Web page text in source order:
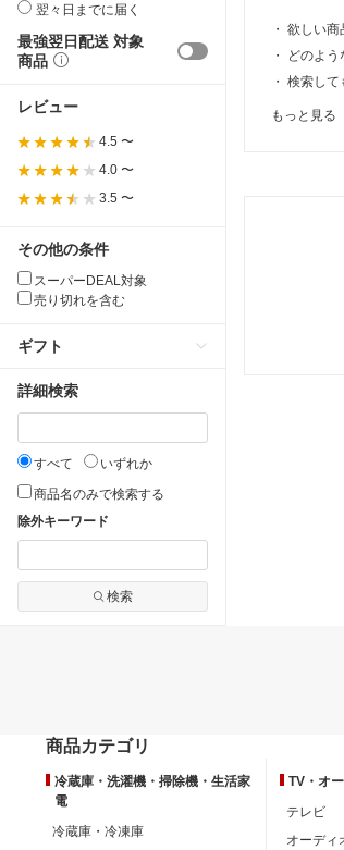
翌々日までに届く
最強翌日配送 対象
商品
レビュー
4.5 〜
4.0 〜
3.5 〜
その他の条件
スーパーDEAL対象
売り切れを含む
ギフト
詳細検索
すべて
いずれか
商品名のみで検索する
除外キーワード
検索
・ 欲しい商
・
どのよう
・ 検索して
もっと見る
商品カテゴリ
冷蔵庫・洗濯機・掃除機・生活家
電
冷蔵庫・冷凍庫
TV・オ
テレビ
オーディ